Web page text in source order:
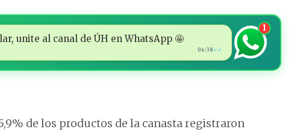
unite al canal de ÚH en WhatsApp 🤩
06:38 ✓✓
1
de los productos de la canasta registraron